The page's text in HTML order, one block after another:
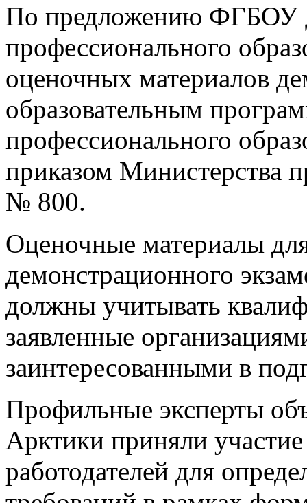
По предложению ФГБОУ
профессионального
оценочных материалов
образовательным
профессионального
приказом Министерства
№ 800.
Оценочные материалы
демонстрационного
должны учитывать
заявленные
заинтересованными в
Профильные эксперты
Арктики приняли
работодателей для